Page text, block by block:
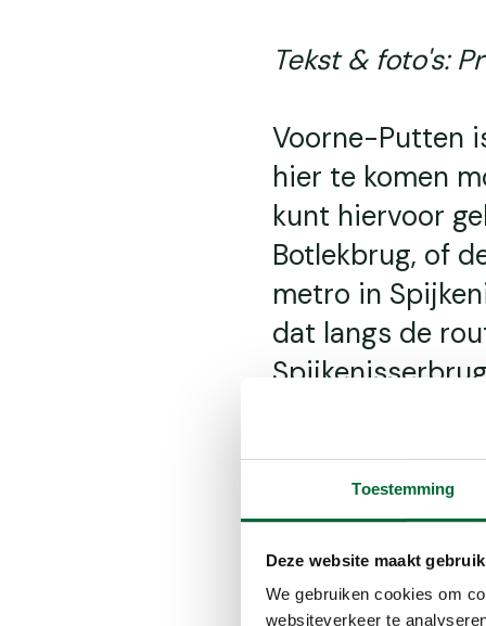
Toestemming
Deze website maakt
We gebruiken cookies om
websiteverkeer te
Tekst & foto's:
Voorne-Putten
hier te komen
kunt hiervoor
Botlekbrug, of
metro in
dat langs de
aan de andere
(Fitnesspad 1 in